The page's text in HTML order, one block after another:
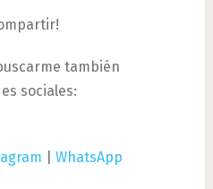
también
sociales:
WhatsApp